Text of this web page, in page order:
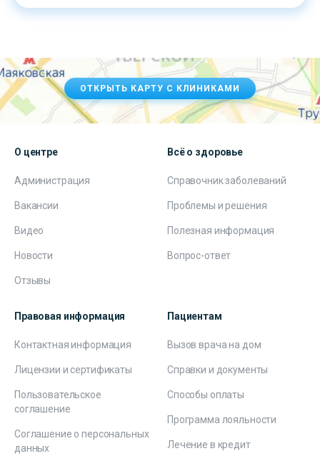
ОТКРЫТЬ КАРТУ С КЛИНИКАМИ
О центре
Администрация
Вакансии
Видео
Новости
Отзывы
Всё о здоровье
Справочник заболеваний
Проблемы и решения
Полезная информация
Вопрос-ответ
Правовая информация
Контактная информация
Лицензии и сертификаты
Пользовательское
соглашение
Соглашение о персональных
данных
Пациентам
Вызов врача на дом
Справки и документы
Способы оплаты
Программа лояльности
Лечение в кредит